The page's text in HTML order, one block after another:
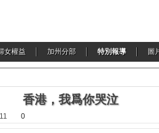
女權益 加州分部 特別報導 圖
香港，我爲你哭泣
0